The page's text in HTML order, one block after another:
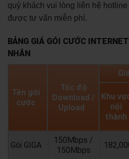
quý khách vui lòng liên hệ
được tư vấn miễn phí.
BẢNG GIÁ GÓI CƯỚC
NHÂN
Tên gói
cước
Tốc độ
Download /
Upload
Khu
nội
thành
Gói GIGA
150Mbps /
150Mbps